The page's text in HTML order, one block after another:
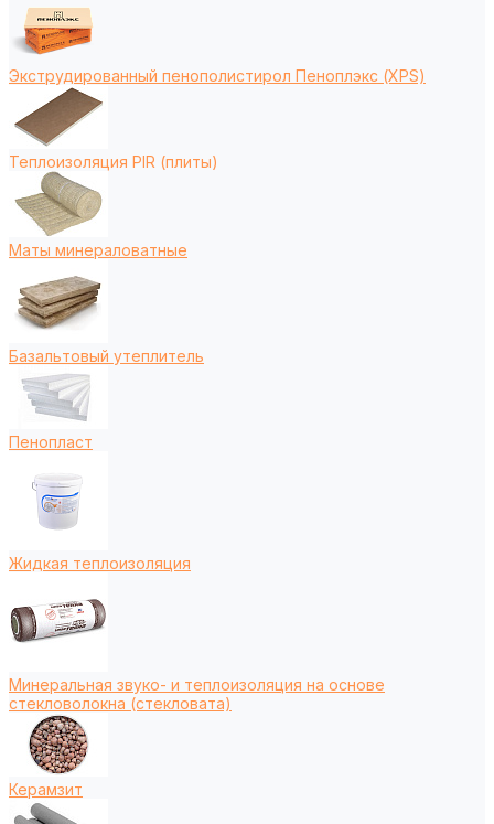
Экструдированный пенополистирол Пеноплэкс (XPS)
Теплоизоляция PIR (плиты)
Маты минераловатные
Базальтовый утеплитель
Пенопласт
Жидкая теплоизоляция
Минеральная звуко- и теплоизоляция на основе
стекловолокна (стекловата)
Керамзит